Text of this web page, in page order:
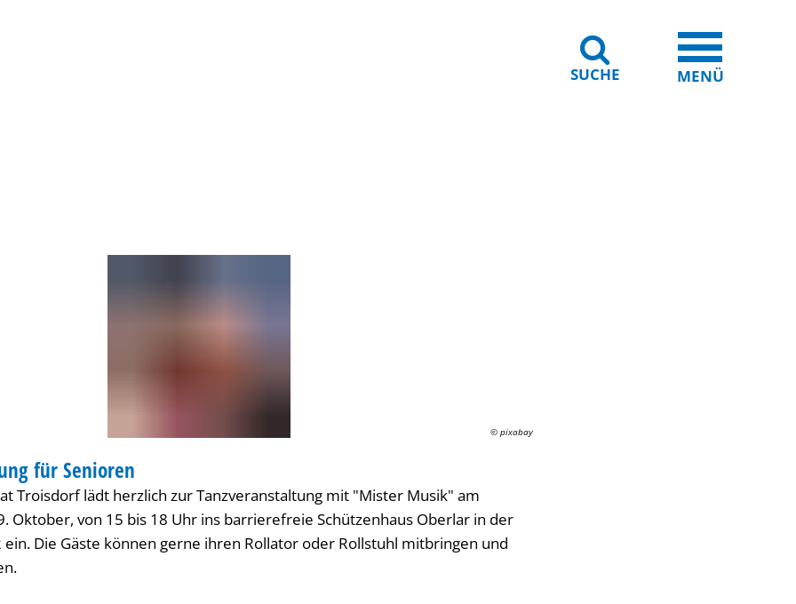
SUCHE MENÜ
© pixabay
für Senioren
Troisdorf lädt herzlich zur Tanzveranstaltung mit "Mister Musik" am
Oktober, von 15 bis 18 Uhr ins barrierefreie Schützenhaus Oberlar in der
Die Gäste können gerne ihren Rollator oder Rollstuhl mitbringen und